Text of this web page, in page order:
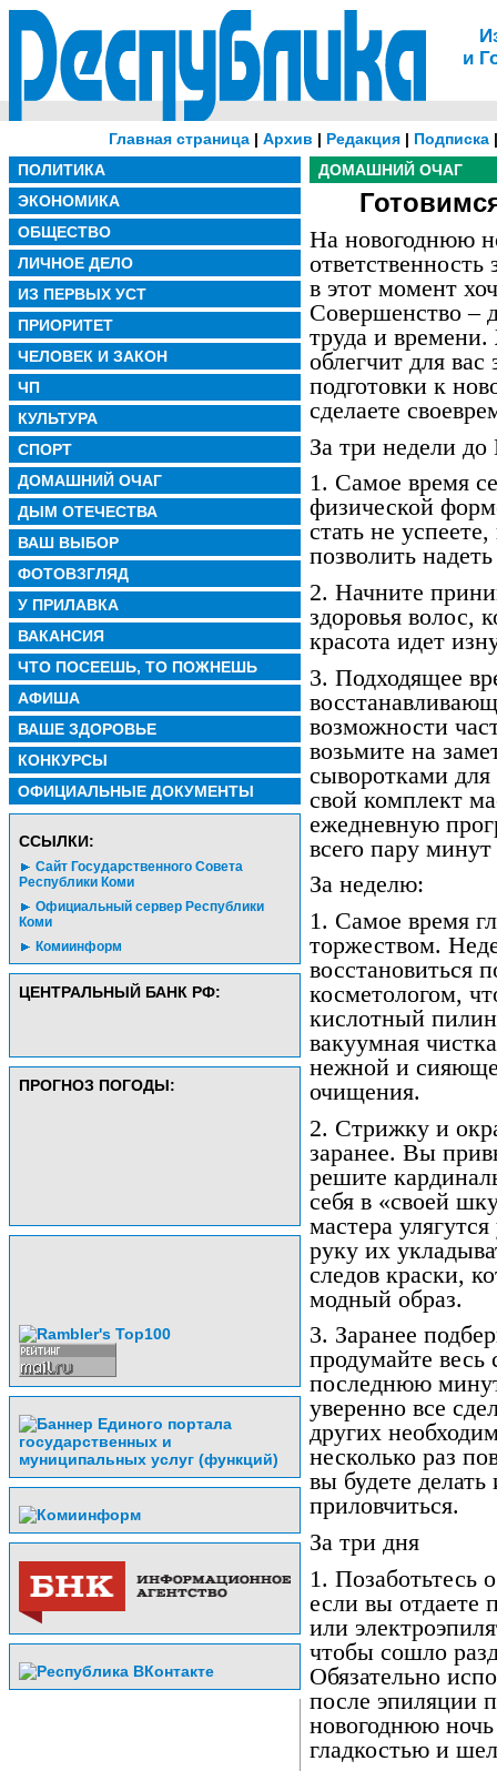
и
Главная страница | Архив | Редакция | Подписка
ПОЛИТИКА
ЭКОНОМИКА
ОБЩЕСТВО
ЛИЧНОЕ ДЕЛО
ИЗ ПЕРВЫХ УСТ
ПРИОРИТЕТ
ЧЕЛОВЕК И ЗАКОН
ЧП
КУЛЬТУРА
СПОРТ
ДОМАШНИЙ ОЧАГ
ДЫМ ОТЕЧЕСТВА
ВАШ ВЫБОР
ФОТОВЗГЛЯД
У ПРИЛАВКА
ВАКАНСИЯ
ЧТО ПОСЕЕШЬ, ТО ПОЖНЕШЬ
АФИША
ВАШЕ ЗДОРОВЬЕ
КОНКУРСЫ
ОФИЦИАЛЬНЫЕ ДОКУМЕНТЫ
CСЫЛКИ:
Сайт Государственного Совета
Республики Коми
Официальный сервер Республики
Коми
Комиинформ
ЦЕНТРАЛЬНЫЙ БАНК РФ:
ПРОГНОЗ ПОГОДЫ:
ДОМАШНИЙ ОЧАГ
На новогоднюю
в этот момент
Совершенство –
труда и
облегчит для вас
подготовки к
сделаете
За три недели до
1. Самое время
физической
стать не
позволить
2. Начните
здоровья волос,
красота идет
3. Подходящее
возможности
возьмите на
сыворотками
свой комплект
ежедневную
всего пару
За неделю:
1. Самое время
торжеством.
восстановиться
косметологом,
кислотный
вакуумная
нежной и
очищения.
2. Стрижку и
заранее. Вы
решите
себя в «своей
мастера
руку их
следов краски,
модный образ.
3. Заранее
продумайте весь
последнюю
уверенно все
других
несколько раз
вы будете
приловчиться.
За три дня
1. Позаботьтесь
если вы отдаете
или
чтобы сошло
Обязательно
после эпиляции
новогоднюю
гладкостью и